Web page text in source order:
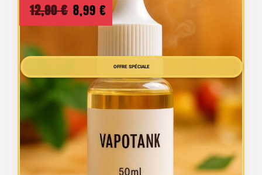
OFFRE SPÉCIALE
12,90€ Le
prix
initial
12,90 €.
8,99 € Le
prix
actuel
est :
8,99 €.